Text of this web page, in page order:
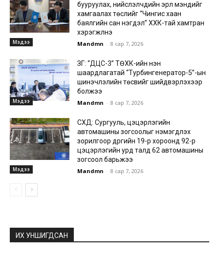
Мэдээ
бууруулах, нийслэлчүүдийн эрүүл мэндийг
хамгаалах төслийг “Чингис хаан
баялгийн сан нэгдэл” ХХК-тай хамтран
хэрэгжүүлнэ
Mandmn - 8 сар 7, 2026
Мэдээ
ЗГ: “ДЦС-3” ТӨХК-ийн нэн
шаардлагатай “Турбингенератор-5”-ын
шинэчлэлийн төсвийг шийдвэрлэхээр
болжээ
Mandmn - 8 сар 7, 2026
Мэдээ
СХД: Сургууль, цэцэрлэгийн
автомашины зогсоолыг нэмэгдүүлэх
зорилгоор дүүргийн 19-р хороонд 92-р
цэцэрлэгийн урд талд 62 автомашины
зогсоол барьжээ
Mandmn - 8 сар 7, 2026
ИХ УНШИГДСАН